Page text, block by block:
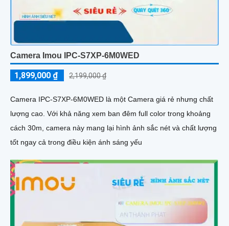
Camera Imou IPC-S7XP-6M0WED
1,899,000 ₫ 2,199,000 ₫
Camera IPC-S7XP-6M0WED là một Camera giá rẻ nhưng chất
lượng cao. Với khả năng xem ban đêm full color trong khoảng
cách 30m, camera này mang lại hình ảnh sắc nét và chất lượng
tốt ngay cả trong điều kiện ánh sáng yếu